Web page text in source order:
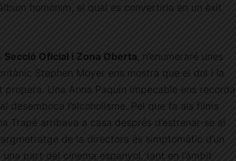
homònim, el qual es convertiria en un èxit
Secció Oficial i Zona Oberta , n’enumeraré unes
Stephen Moyer ens mostra que el dol i la
Una Anna Paquin impecable ens recorda
desemboca l’alcoholisme. Pel que fa als films
Trapé arribava a casa després d’estrenar-se al
de la directora és simptomàtic d’un
part del cinema espanyol, tant en l’àmbit